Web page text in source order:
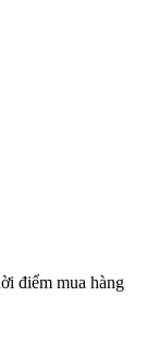
điểm mua hàng